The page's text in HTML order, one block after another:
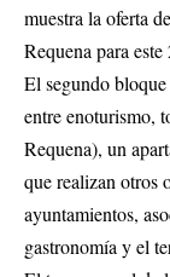
muestra la oferta
Requena para este
El segundo
entre enoturismo,
Requena), un
que realizan otros
ayuntamientos,
gastronomía y el